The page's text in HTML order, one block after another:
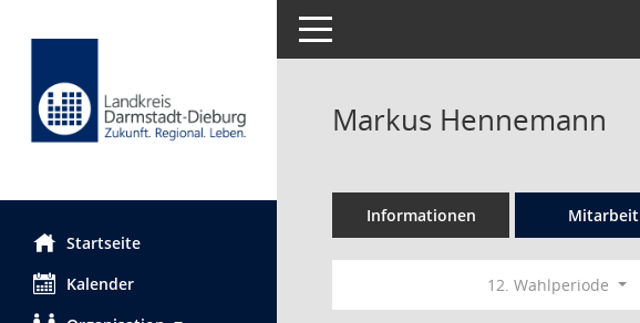
Startseite
Kalender
Toggle navigation
Markus Hennemann
Informationen Mitarbeit
12. Wahlperiode